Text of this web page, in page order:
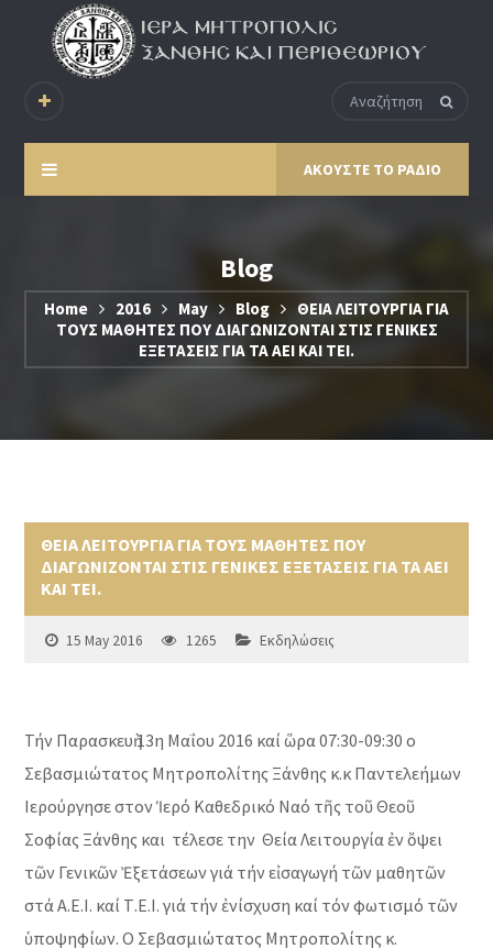
ΑΚΟΥΣΤΕ ΤΟ ΡΑΔΙΟ
Blog
Home 2016 May Blog
ΘΕΙΑ ΛΕΙΤΟΥΡΓΙΑ ΓΙΑ
ΤΟΥΣ ΜΑΘΗΤΕΣ ΠΟΥ ΔΙΑΓΩΝΙΖΟΝΤΑΙ ΣΤΙΣ ΓΕΝΙΚΕΣ
ΕΞΕΤΑΣΕΙΣ ΓΙΑ ΤΑ ΑΕΙ ΚΑΙ ΤΕΙ.
ΘΕΙΑ ΛΕΙΤΟΥΡΓΙΑ ΓΙΑ ΤΟΥΣ ΜΑΘΗΤΕΣ ΠΟΥ
ΔΙΑΓΩΝΙΖΟΝΤΑΙ ΣΤΙΣ ΓΕΝΙΚΕΣ ΕΞΕΤΑΣΕΙΣ ΓΙΑ ΤΑ ΑΕΙ
ΚΑΙ ΤΕΙ.
15 May 2016 1265 Εκδηλώσεις
Τήν Παρασκευὴ 13η Μαΐου 2016 καί ὥρα 07:30-09:30 ο
Σεβασμιώτατος Μητροπολίτης Ξάνθης κ.κ Παντελεήμων
Ιερούργησε στον Ἱερό Καθεδρικό Ναό τῆς τοῦ Θεοῦ
Σοφίας Ξάνθης και τέλεσε την Θεία Λειτουργία ἐν ὄψει
τῶν Γενικῶν Ἐξετάσεων γιά τήν εἰσαγωγή τῶν μαθητῶν
στά Α.Ε.Ι. καί Τ.Ε.Ι. γιά τήν ἐνίσχυση καί τόν φωτισμό τῶν
ὑποψηφίων. Ο Σεβασμιώτατος Μητροπολίτης κ.